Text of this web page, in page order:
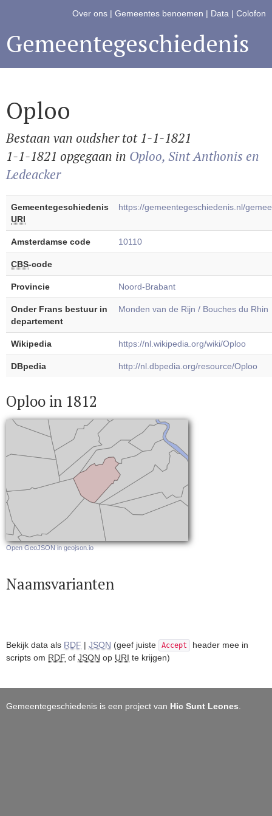
Over ons | Gemeentes benoemen | Data | Colofon
Gemeentegeschiedenis
Oploo
Bestaan van oudsher tot 1-1-1821
1-1-1821 opgegaan in Oploo, Sint Anthonis en
Ledeacker
Gemeentegeschiedenis
URI
https://gemeentegeschiedenis.nl/
Amsterdamse code 10110
CBS-code
Provincie Noord-Brabant
Onder Frans bestuur in
departement
Monden van de Rijn / Bouches du Rhin
Wikipedia https://nl.wikipedia.org/wiki/Oploo
DBpedia http://nl.dbpedia.org/resource/Oploo
Oploo in 1812
Open GeoJSON in geojson.io
Naamsvarianten
Bekijk data als RDF | JSON (geef juiste Accept
header mee in
scripts om RDF of JSON op URI te krijgen)
Gemeentegeschiedenis is een project van Hic Sunt Leones